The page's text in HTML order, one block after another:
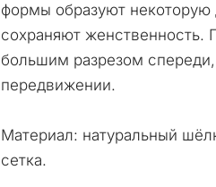
формы образуют
сохраняют женственность.
большим разрезом
передвижении.
Материал: натуральный
сетка.